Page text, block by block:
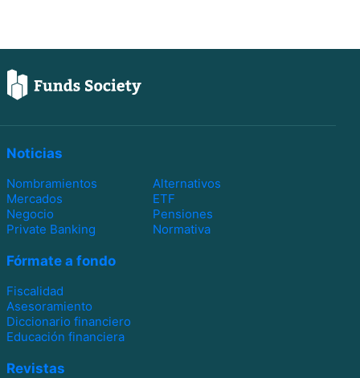
Noticias
Nombramientos
Alternativos
Mercados
ETF
Negocio
Pensiones
Private Banking
Normativa
Fórmate a fondo
Fiscalidad
Asesoramiento
Diccionario financiero
Educación financiera
Revistas